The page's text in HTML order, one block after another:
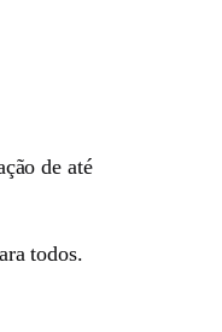
de até
todos.